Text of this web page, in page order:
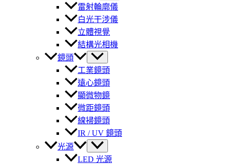
雷射輪廓儀
白光干涉儀
立體視覺
結構光相機
鏡頭
工業鏡頭
遠心鏡頭
顯微物鏡
微距鏡頭
線掃鏡頭
IR / UV 鏡頭
光源
LED 光源